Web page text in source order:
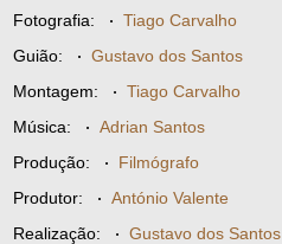
Fotografia: · Tiago Carvalho
Guião: · Gustavo dos Santos
Montagem: · Tiago Carvalho
Música: · Adrian Santos
Produção: · Filmógrafo
Produtor: · António Valente
Realização: · Gustavo dos Santos